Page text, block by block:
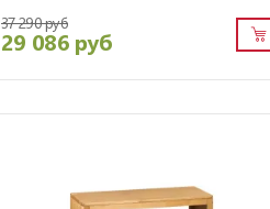
37 290 руб
29 086 руб